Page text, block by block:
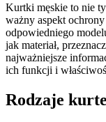
Kurtki męskie to nie
ważny aspekt
odpowiedniego
jak materiał,
najważniejsze
ich funkcji i
Rodzaje